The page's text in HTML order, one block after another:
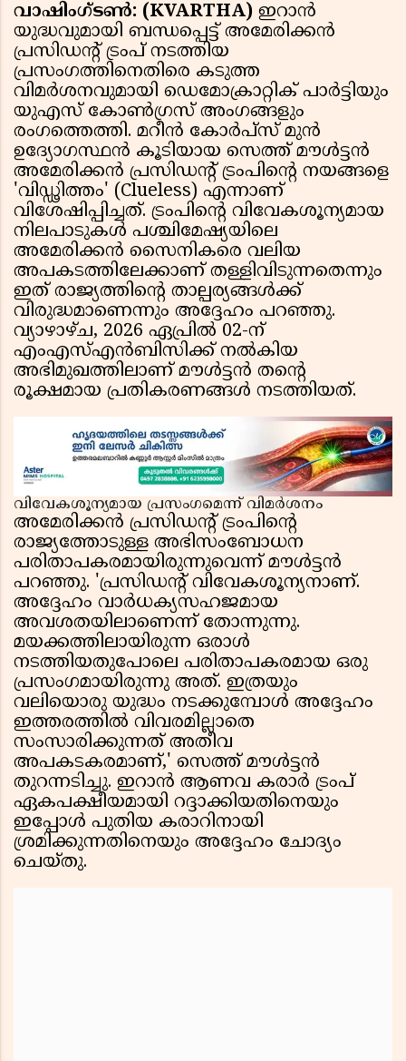
വാഷിംഗ്ടൺ: (KVARTHA) ഇറാൻ
യുദ്ധവുമായി ബന്ധപ്പെട്ട് അമേരിക്കൻ
പ്രസിഡൻ്റ് ട്രംപ് നടത്തിയ
പ്രസംഗത്തിനെതിരെ കടുത്ത
വിമർശനവുമായി ഡെമോക്രാറ്റിക് പാർട്ടിയും
യുഎസ് കോൺഗ്രസ് അംഗങ്ങളും
രംഗത്തെത്തി. മറീൻ കോർപ്സ് മുൻ
ഉദ്യോഗസ്ഥൻ കൂടിയായ സെത്ത് മൗൾട്ടൻ
അമേരിക്കൻ പ്രസിഡൻ്റ് ട്രംപിൻ്റെ നയങ്ങളെ
'വിഡ്ഢിത്തം' (Clueless) എന്നാണ്
വിശേഷിപ്പിച്ചത്. ട്രംപിൻ്റെ വിവേകശൂന്യമായ
നിലപാടുകൾ പശ്ചിമേഷ്യയിലെ
അമേരിക്കൻ സൈനികരെ വലിയ
അപകടത്തിലേക്കാണ് തള്ളിവിടുന്നതെന്നും
ഇത് രാജ്യത്തിൻ്റെ താല്പര്യങ്ങൾക്ക്
വിരുദ്ധമാണെന്നും അദ്ദേഹം പറഞ്ഞു.
വ്യാഴാഴ്ച, 2026 ഏപ്രിൽ 02-ന്
എംഎസ്എൻബിസിക്ക് നൽകിയ
അഭിമുഖത്തിലാണ് മൗൾട്ടൻ തൻ്റെ
രൂക്ഷമായ പ്രതികരണങ്ങൾ നടത്തിയത്.
വിവേകശൂന്യമായ പ്രസംഗമെന്ന് വിമർശനം
അമേരിക്കൻ പ്രസിഡൻ്റ് ട്രംപിൻ്റെ
രാജ്യത്തോടുള്ള അഭിസംബോധന
പരിതാപകരമായിരുന്നുവെന്ന് മൗൾട്ടൻ
പറഞ്ഞു. 'പ്രസിഡൻ്റ് വിവേകശൂന്യനാണ്.
അദ്ദേഹം വാർധക്യസഹജമായ
അവശതയിലാണെന്ന് തോന്നുന്നു.
മയക്കത്തിലായിരുന്ന ഒരാൾ
നടത്തിയതുപോലെ പരിതാപകരമായ ഒരു
പ്രസംഗമായിരുന്നു അത്. ഇത്രയും
വലിയൊരു യുദ്ധം നടക്കുമ്പോൾ അദ്ദേഹം
ഇത്തരത്തിൽ വിവരമില്ലാതെ
സംസാരിക്കുന്നത് അതീവ
അപകടകരമാണ്,' സെത്ത് മൗൾട്ടൻ
തുറന്നടിച്ചു. ഇറാൻ ആണവ കരാർ ട്രംപ്
ഏകപക്ഷീയമായി റദ്ദാക്കിയതിനെയും
ഇപ്പോൾ പുതിയ കരാറിനായി
ശ്രമിക്കുന്നതിനെയും അദ്ദേഹം ചോദ്യം
ചെയ്തു.